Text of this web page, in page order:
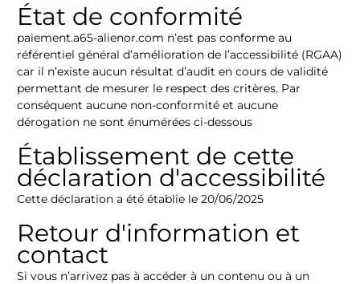
État de conformité
paiement.a65-alienor.com n’est pas conforme au
référentiel général d’amélioration de l’accessibilité (RGAA)
car il n’existe aucun résultat d’audit en cours de validité
permettant de mesurer le respect des critères. Par
conséquent aucune non-conformité et aucune
dérogation ne sont énumérées ci-dessous
Établissement de cette
déclaration d'accessibilité
Cette déclaration a été établie le 20/06/2025
Retour d'information et
contact
Si vous n’arrivez pas à accéder à un contenu ou à un